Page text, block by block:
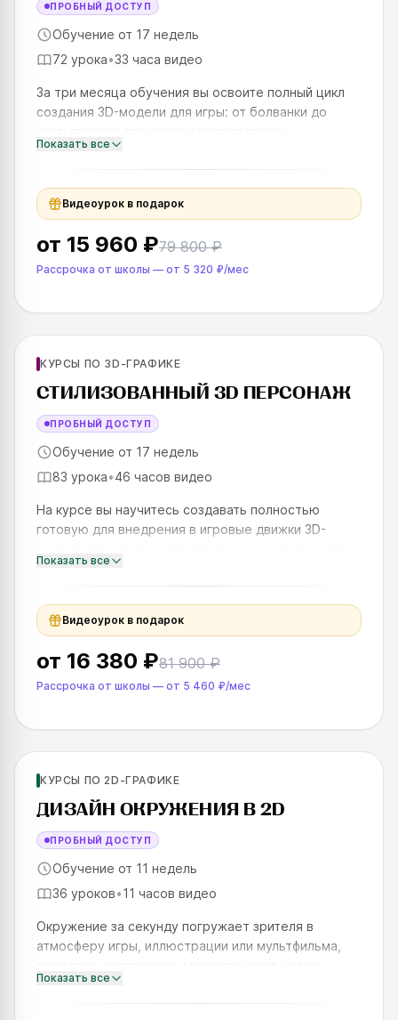
ПРОБНЫЙ ДОСТУП
Обучение от 17 недель
72 урока•33 часа видео
За три месяца обучения вы освоите полный цикл
создания 3D-модели для игры: от болванки до
подготовки модели к текстурированию. А если
слова выше вам пока не знак
Показать все
Видеоурок в подарок
от 15 960 ₽79 800 ₽
Рассрочка от школы — от 5 320 ₽/мес
SKILLS UP
КУРСЫ ПО 3D-ГРАФИКЕ
СТИЛИЗОВАННЫЙ 3D ПЕРСОНАЖ
ПРОБНЫЙ ДОСТУП
Обучение от 17 недель
83 урока•46 часов видео
На курсе вы научитесь создавать полностью
готовую для внедрения в игровые движки 3D-
динамичные позы. Вы детально проработаете все:
Показать все
Видеоурок в подарок
от 16 380 ₽81 900 ₽
Рассрочка от школы — от 5 460 ₽/мес
SKILLS UP
КУРСЫ ПО 2D-ГРАФИКЕ
ДИЗАЙН ОКРУЖЕНИЯ В 2D
ПРОБНЫЙ ДОСТУП
Обучение от 11 недель
36 уроков•11 часов видео
Окружение за секунду погружает зрителя в
атмосферу игры, иллюстрации или мультфильма,
историю. В природе встречаются самые разные
формы, фактуры, текстуры, пог
Показать все